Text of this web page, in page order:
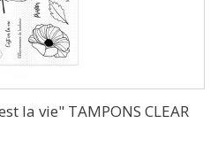
la vie" TAMPONS CLEAR